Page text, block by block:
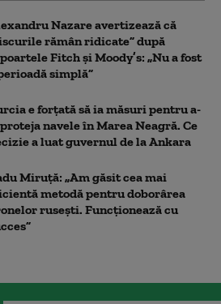
Nazare avertizează că
rămân ridicate” după
Fitch și Moody’s: „Nu a fost
simplă”
e forțată să ia măsuri pentru a-
navele în Marea Neagră. Ce
a luat guvernul de la Ankara
Miruță: „Am găsit cea mai
metodă pentru doborârea
rusești. Funcționează cu